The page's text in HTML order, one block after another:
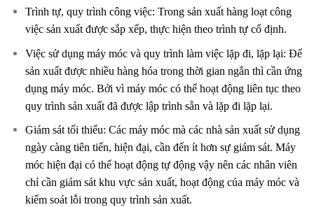
Trình tự, quy trình công việc: Trong sản xuất hàng loạt công
việc sản xuất được sắp xếp, thực hiện theo trình tự cố định.
Việc sử dụng máy móc và quy trình làm việc lặp đi, lặp lại: Để
sản xuất được nhiều hàng hóa trong thời gian ngắn thì cần ứng
dụng máy móc. Bởi vì máy móc có thể hoạt động liên tục theo
quy trình sản xuất đã được lập trình sẵn và lặp đi lặp lại.
Giám sát tối thiểu: Các máy móc mà các nhà sản xuất sử dụng
ngày càng tiên tiến, hiện đại, cần đến ít hơn sự giám sát. Máy
móc hiện đại có thể hoạt động tự động vậy nên các nhân viên
chỉ cần giám sát khu vực sản xuất, hoạt động của máy móc và
kiểm soát lỗi trong quy trình sản xuất.